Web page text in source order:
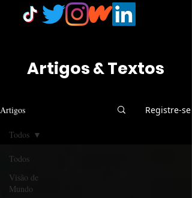
Artigos & Textos
Artigos Registre-se
Todos
Visão de
Mundo
Todos